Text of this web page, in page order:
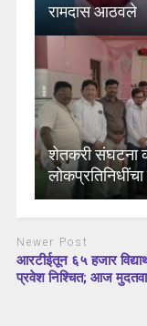
रामदास आठवले
शेतकरी संघटना
Newer Post
आरटीईतून ६५ हजार
प्रवेश निश्चित; आज